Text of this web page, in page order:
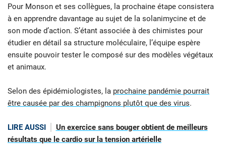
Pour Monson et ses collègues, la prochaine étape consistera
à en apprendre davantage au sujet de la solanimycine et de
son mode d’action. S’étant associée à des chimistes pour
étudier en détail sa structure moléculaire, l’équipe espère
ensuite pouvoir tester le composé sur des modèles végétaux
et animaux.
Selon des épidémiologistes, la prochaine pandémie pourrait
être causée par des champignons plutôt que des virus.
LIRE AUSSI
Un exercice sans bouger obtient de meilleurs
résultats que le cardio sur la tension artérielle